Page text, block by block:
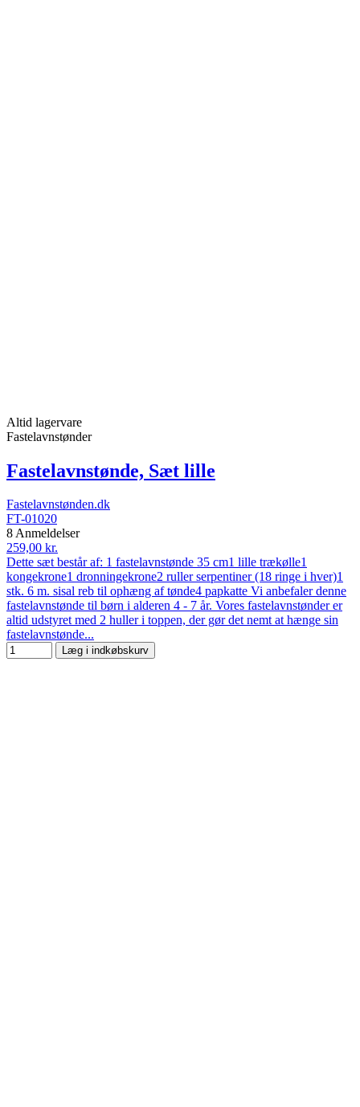
Altid lagervare
Fastelavnstønder
Fastelavnstønde, Sæt lille
Fastelavnstønden.dk
FT-01020
8 Anmeldelser
259,00 kr.
Dette sæt består af: 1 fastelavnstønde 35 cm1 lille trækølle1
kongekrone1 dronningekrone2 ruller serpentiner (18 ringe i hver)1
stk. 6 m. sisal reb til ophæng af tønde4 papkatte Vi anbefaler denne
fastelavnstønde til børn i alderen 4 - 7 år. Vores fastelavnstønder er
altid udstyret med 2 huller i toppen, der gør det nemt at hænge sin
fastelavnstønde...
Læg i indkøbskurv